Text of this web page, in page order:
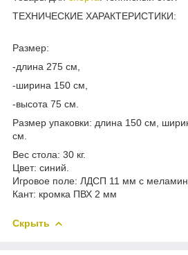
ТЕХНИЧЕСКИЕ ХАРАКТЕРИСТИКИ:
Размер:
-длина 275 см,
-ширина 150 см,
-высота 75 см.
Размер упаковки: длина 150 см,
см.
Вес стола: 30 кг.
Цвет: синий.
Игровое поле: ЛДСП 11 мм с
Кант: кромка ПВХ 2 мм
Скрыть